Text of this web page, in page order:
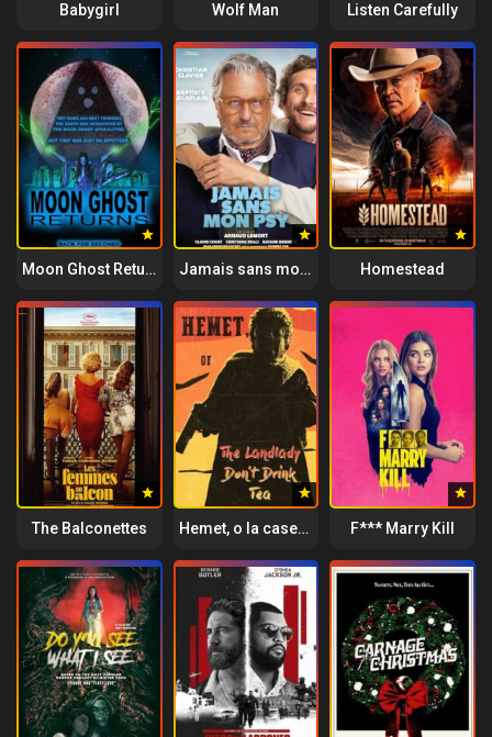
Babygirl Wolf Man Listen Carefully
Moon Ghost Returns Jamais sans mon psy Homestead
The Balconettes Hemet, o la casera, no bebas té F*** Marry Kill